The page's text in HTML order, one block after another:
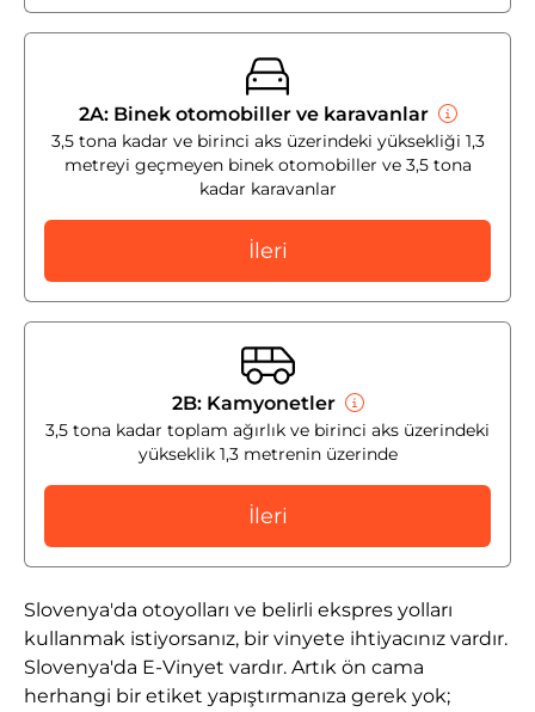
Slovenya'da otoyolları ve belirli ekspres yolları
kullanmak istiyorsanız, bir vinyete ihtiyacınız vardır.
Slovenya'da E-Vinyet vardır. Artık ön cama
herhangi bir etiket yapıştırmanıza gerek yok;
2A: Binek otomobiller ve karavanlar
3,5 tona kadar ve birinci aks üzerindeki yüksekliği 1,3
metreyi geçmeyen binek otomobiller ve 3,5 tona
kadar karavanlar
İleri
2B: Kamyonetler
3,5 tona kadar toplam ağırlık ve birinci aks üzerindeki
yükseklik 1,3 metrenin üzerinde
İleri